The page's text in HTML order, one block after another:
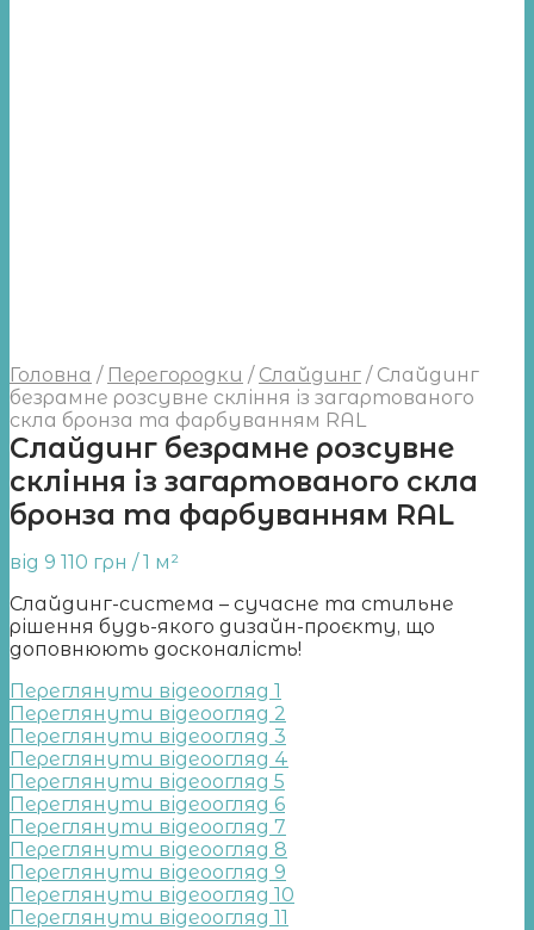
Головна / Перегородки / Слайдинг /Слайдинг
безрамне розсувне скління із загартованого
скла бронза та фарбуванням RAL
Слайдинг безрамне розсувне
скління із загартованого скла
бронза та фарбуванням RAL
від 9 110 грн / 1 м²
Слайдинг-система – сучасне та стильне
рішення будь-якого дизайн-проєкту, що
доповнюють досконалість!
Переглянути відеоогляд 1
Переглянути відеоогляд 2
Переглянути відеоогляд 3
Переглянути відеоогляд 4
Переглянути відеоогляд 5
Переглянути відеоогляд 6
Переглянути відеоогляд 7
Переглянути відеоогляд 8
Переглянути відеоогляд 9
Переглянути відеоогляд 10
Переглянути відеоогляд 11